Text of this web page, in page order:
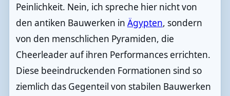
Peinlichkeit. Nein, ich spreche hier nicht von
den antiken Bauwerken in Ägypten, sondern
von den menschlichen Pyramiden, die
Cheerleader auf ihren Performances errichten.
Diese beeindruckenden Formationen sind so
ziemlich das Gegenteil von stabilen Bauwerken